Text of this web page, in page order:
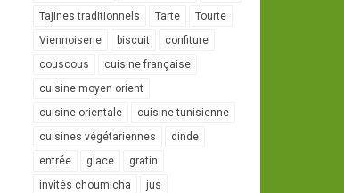
Tajines traditionnels
Tarte
Tourte
Viennoiserie
biscuit
confiture
couscous
cuisine française
cuisine moyen orient
cuisine orientale
cuisine tunisienne
cuisines végétariennes
dinde
entrée
glace
gratin
invités choumicha
jus